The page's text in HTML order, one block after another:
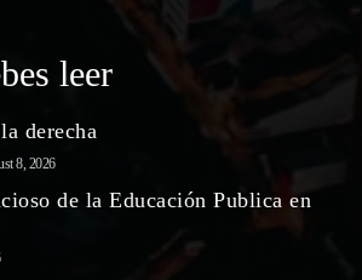
leer
derecha
8, 2026
de la Educación Publica en